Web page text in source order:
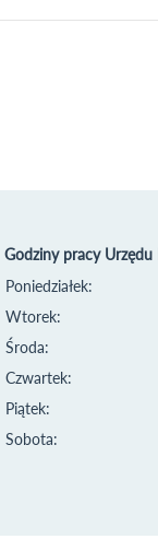
Godziny pracy Urzędu
Poniedziałek:
Wtorek:
Środa:
Czwartek:
Piątek:
Sobota: